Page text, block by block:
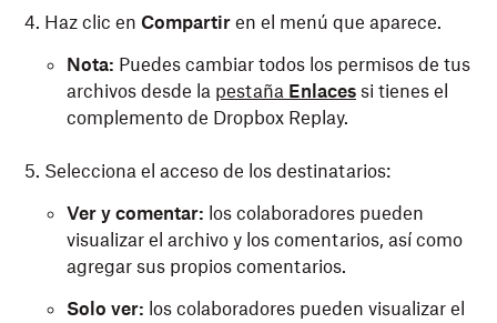
Haz clic en Compartir en el menú que aparece.
Nota: Puedes cambiar todos los permisos de tus
archivos desde la pestaña Enlaces si tienes el
complemento de Dropbox Replay.
Selecciona el acceso de los destinatarios:
Ver y comentar: los colaboradores pueden
visualizar el archivo y los comentarios, así como
agregar sus propios comentarios.
Solo ver: los colaboradores pueden visualizar el